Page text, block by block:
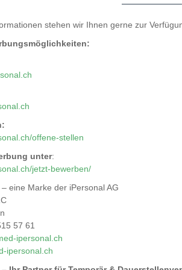
stehen wir Ihnen gerne zur
offene-stellen
unter:
jetzt-bewerben/
– eine Marke der iPersonal AG
57 61
ipersonal.ch
ipersonal.ch